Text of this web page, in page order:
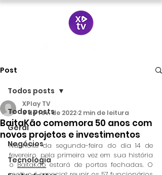
Post
Todos posts
Geral
Negócios
Tecnologia
Todos posts
BaitaKão comemora 50 anos com
novos projetos e investimentos
XPlay TV
8 de fev. de 2022 2 min de leitura
Na noite da segunda-feira do dia 14 de
fevereiro, pela primeira vez em sua história
o BaitaKão estará de portas fechadas. O